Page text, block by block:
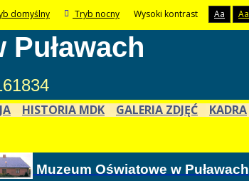
domyślny Tryb nocny Wysoki kontrast Aa Aa
HISTORIA MDK GALERIA ZDJĘĆ KADRA
Muzeum Oświatowe w Puławach